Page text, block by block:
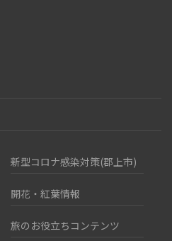
新型コロナ感染対策(郡上市)
開花・紅葉情報
旅のお役立ちコンテンツ